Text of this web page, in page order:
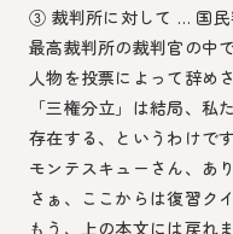
③ 裁判所に対して … 国民
最高裁判所の裁判官の中
人物を投票によって辞め
「三権分立」は結局、私
存在する、というわけで
モンテスキューさん、あ
さぁ、ここからは復習ク
もう、上の本文には戻れ